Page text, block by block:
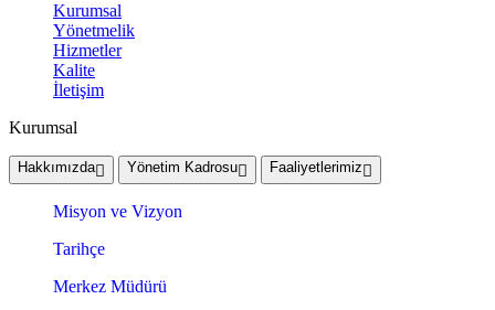
Kurumsal
Yönetmelik
Hizmetler
Kalite
İletişim
Kurumsal
Hakkımızda Yönetim Kadrosu Faaliyetlerimiz
Misyon ve Vizyon
Tarihçe
Merkez Müdürü